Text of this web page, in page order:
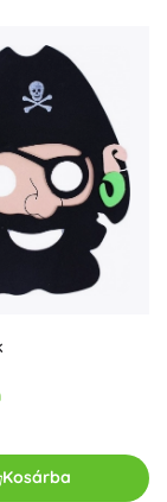
Kosárba